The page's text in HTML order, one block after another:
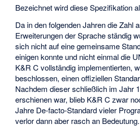
Bezeichnet wird diese Spezifikation
Da in den folgenden Jahren die Zahl
Erweiterungen der Sprache ständig
sich nicht auf eine gemeinsame
einigen konnte und nicht einmal die
K&R C vollständig implementierten,
beschlossen, einen offiziellen
Nachdem dieser schließlich im Jahr
erschienen war, blieb K&R C zwar
Jahre De-facto-Standard vieler
verlor dann aber rasch an Bedeutung.